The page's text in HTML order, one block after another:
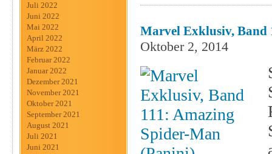
Juli 2022
Juni 2022
Mai 2022
April 2022
März 2022
Februar 2022
Januar 2022
Dezember 2021
November 2021
Oktober 2021
September 2021
August 2021
Juli 2021
Juni 2021
Marvel Exklusiv, Band
Oktober 2, 2014